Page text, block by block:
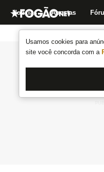
Usamos cookies para
site você concorda com a
Notícias Apostas